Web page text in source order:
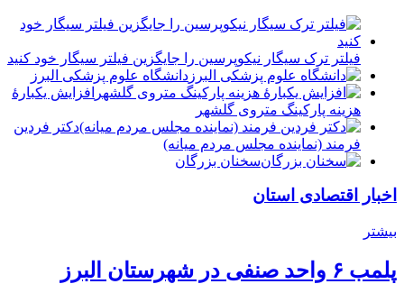
فیلتر ترک سیگار نیکوپرسین را جایگزین فیلتر سیگار خود کنید
دانشگاه علوم پزشکی البرز
افزایش یکبارۀ
هزینه پارکینگ متروی گلشهر
دكتر فردين
فرمند (نماينده مجلس مردم میانه)
سخنان بزرگان
اخبار اقتصادی استان
بیشتر
پلمب ۶ واحد صنفی در شهرستان البرز